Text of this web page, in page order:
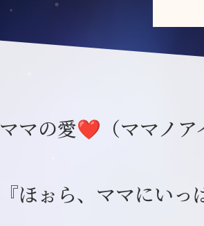
ママの愛❤（ママノア
『ほぉら、ママにいっ